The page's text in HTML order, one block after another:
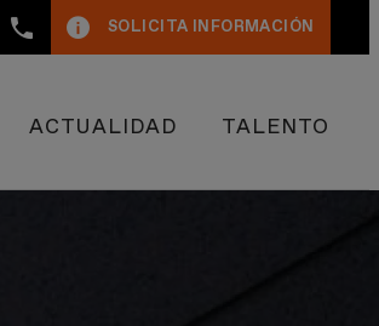
+34
93
SOLICITA INFORMACIÓN
ACTUALIDAD TALENTO